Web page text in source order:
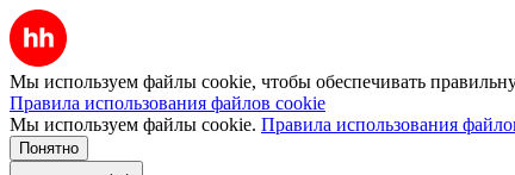
Мы используем файлы cookie, чтобы обеспечивать
Правила использования файлов cookie
Мы используем файлы cookie. Правила использования
Понятно